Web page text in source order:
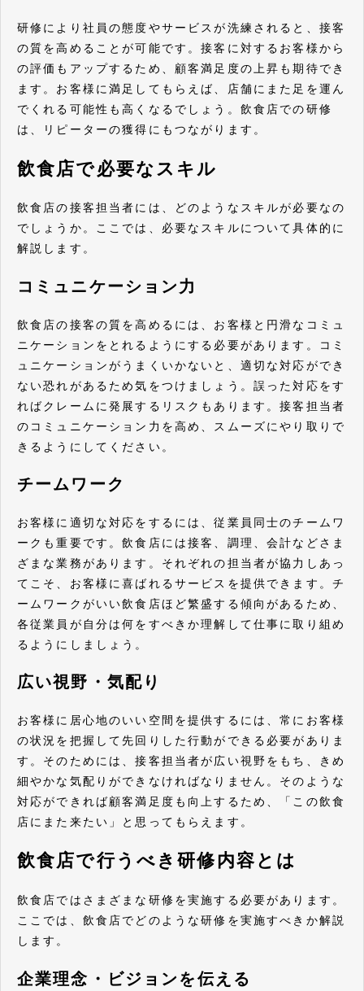
研修により社員の態度やサービスが洗練されると、接客
の質を高めることが可能です。接客に対するお客様から
の評価もアップするため、顧客満足度の上昇も期待でき
ます。お客様に満足してもらえば、店舗にまた足を運ん
でくれる可能性も高くなるでしょう。飲食店での研修
は、リピーターの獲得にもつながります。
飲食店で必要なスキル
飲食店の接客担当者には、どのようなスキルが必要なの
でしょうか。ここでは、必要なスキルについて具体的に
解説します。
コミュニケーション力
飲食店の接客の質を高めるには、お客様と円滑なコミュ
ニケーションをとれるようにする必要があります。コミ
ュニケーションがうまくいかないと、適切な対応ができ
ない恐れがあるため気をつけましょう。誤った対応をす
ればクレームに発展するリスクもあります。接客担当者
のコミュニケーション力を高め、スムーズにやり取りで
きるようにしてください。
チームワーク
お客様に適切な対応をするには、従業員同士のチームワ
ークも重要です。飲食店には接客、調理、会計などさま
ざまな業務があります。それぞれの担当者が協力しあっ
てこそ、お客様に喜ばれるサービスを提供できます。チ
ームワークがいい飲食店ほど繁盛する傾向があるため、
各従業員が自分は何をすべきか理解して仕事に取り組め
るようにしましょう。
広い視野・気配り
お客様に居心地のいい空間を提供するには、常にお客様
の状況を把握して先回りした行動ができる必要がありま
す。そのためには、接客担当者が広い視野をもち、きめ
細やかな気配りができなければなりません。そのような
対応ができれば顧客満足度も向上するため、「この飲食
店にまた来たい」と思ってもらえます。
飲食店で行うべき研修内容とは
飲食店ではさまざまな研修を実施する必要があります。
ここでは、飲食店でどのような研修を実施すべきか解説
します。
企業理念・ビジョンを伝える